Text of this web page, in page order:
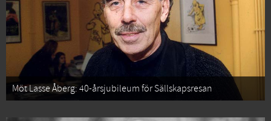
Möt Lasse Åberg: 40-årsjubileum för Sällskapsresan